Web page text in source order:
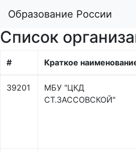
Образование России
Список
# Краткое
39201
МБУ "ЦКД
СТ.ЗАССОВСКОЙ"